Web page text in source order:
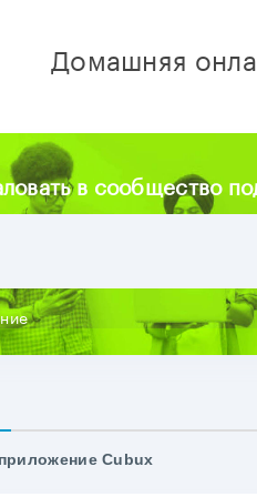
Домашняя
в сообщество
Cubux